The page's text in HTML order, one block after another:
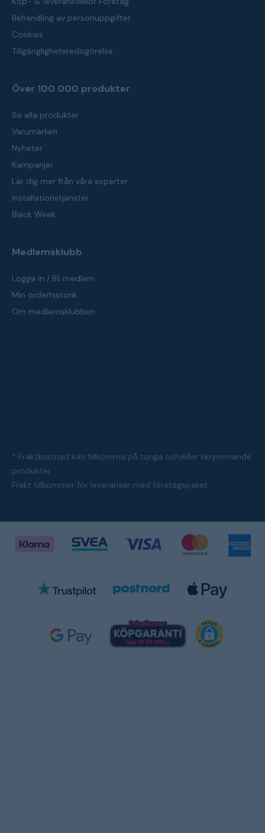
Behandling av personuppgifter
Cookies
Tillgänglighetsredogörelse
Över 100 000 produkter
Se alla produkter
Varumärken
Nyheter
Kampanjer
Lär dig mer från våra experter
Installationstjänster
Black Week
Medlemsklubb
Logga in / Bli medlem
Min orderhistorik
Om medlemsklubben
* Fraktkostnad kan tillkomma på tunga och/eller skrymmande
produkter
Frakt tillkommer för leveranser med företagspaket